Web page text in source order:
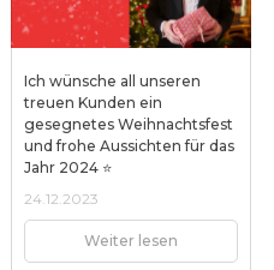
Ich wünsche all unseren
treuen Kunden ein
gesegnetes Weihnachtsfest
und frohe Aussichten für das
Jahr 2024 ⭐
24.12.2023
Weiter lesen